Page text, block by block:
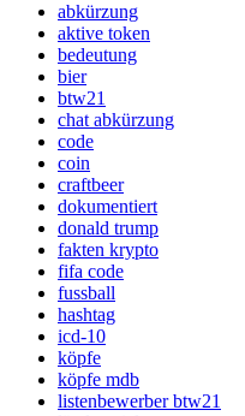
abkürzung
aktive token
bedeutung
bier
btw21
chat abkürzung
code
coin
craftbeer
dokumentiert
donald trump
fakten krypto
fifa code
fussball
hashtag
icd-10
köpfe
köpfe mdb
listenbewerber btw21